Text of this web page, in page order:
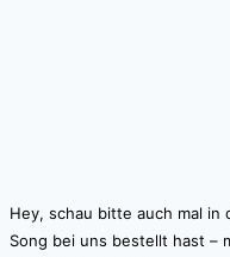
Hey, schau bitte auch mal in
Song bei uns bestellt hast –